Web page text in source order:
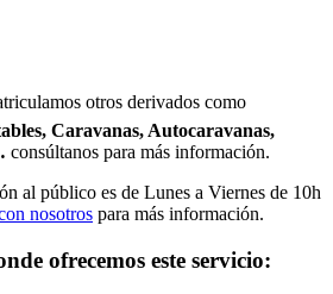
otros derivados como
Caravanas, Autocaravanas,
consúltanos para más información.
al público es de Lunes a Viernes de 10h
nosotros para más información.
ofrecemos este servicio: